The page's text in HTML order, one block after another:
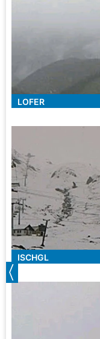
LOFER
ISCHGL